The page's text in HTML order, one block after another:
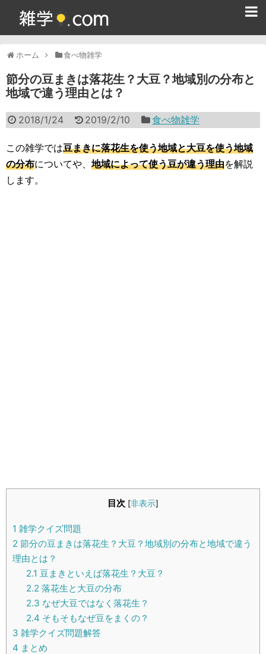
ホーム 食べ物雑学
節分の豆まきは落花生？大豆？地域別の分布と
地域で違う理由とは？
2018/1/24 2019/2/10 食べ物雑学
この雑学では豆まきに落花生を使う地域と大豆を使う地域
の分布についてや、 地域によって使う豆が違う理由を解説
します。
目次 [非表示]
1 雑学クイズ問題
2 節分の豆まきは落花生？大豆？地域別の分布と地域で違う
理由とは？
2.1 豆まきといえば落花生？大豆？
2.2 落花生と大豆の分布
2.3 なぜ大豆ではなく落花生？
2.4 そもそもなぜ豆をまくの？
3 雑学クイズ問題解答
4 まとめ
365日雑学カレンダー
面白い雑学
ためになる雑学
スポーツ雑学